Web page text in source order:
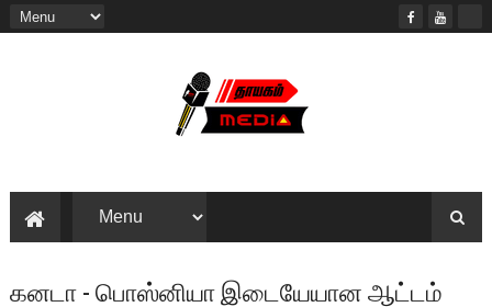
கனடா - பொஸ்னியா இடையேயான ஆட்டம்